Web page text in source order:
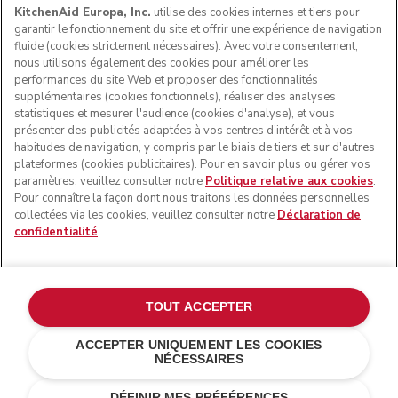
Économies de
© KitchenAid 2026 - Tous droits réservés. KitchenAid et la
forme du robot pâtissier multifonction sont des marques
commerciales aux États-Unis et ailleurs.
Politique en matière de cookies
Autres pays
Résolution des litiges en ligne
KitchenAid Europa, Inc. utilise des cookies internes et tiers pour
garantir le fonctionnement du site et offrir une expérience de navigation
fluide (cookies strictement nécessaires). Avec votre consentement,
nous utilisons également des cookies pour améliorer les
performances du site Web et proposer des fonctionnalités
supplémentaires (cookies fonctionnels), réaliser des analyses
statistiques et mesurer l'audience (cookies d'analyse), et vous
présenter des publicités adaptées à vos centres d'intérêt et à vos
habitudes de navigation, y compris par le biais de tiers et sur d'autres
plateformes (cookies publicitaires). Pour en savoir plus ou gérer vos
paramètres, veuillez consulter notre Politique relative aux cookies.
Pour connaître la façon dont nous traitons les données personnelles
collectées via les cookies, veuillez consulter notre Déclaration de
confidentialité.
ACCEPTER UNIQUEMENT LES COOKIES
NÉCESSAIRES
TOUT ACCEPTER